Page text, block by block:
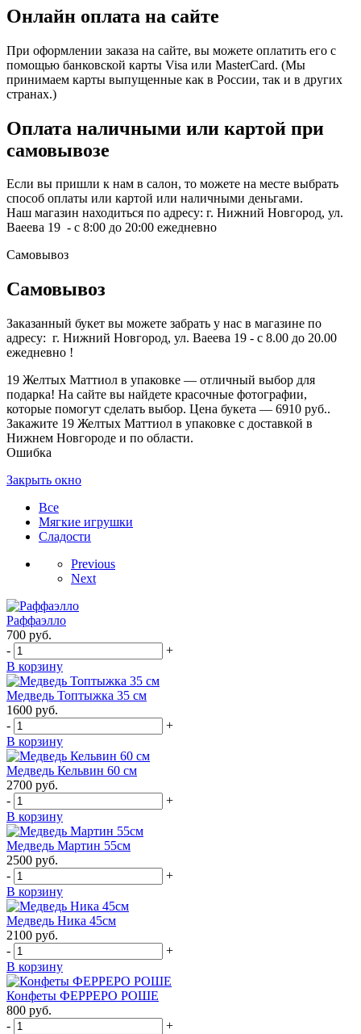
Онлайн оплата на сайте
При оформлении заказа на сайте, вы можете оплатить его с
помощью банковской карты Visa или MasterCard. (Мы
принимаем карты выпущенные как в России, так и в других
странах.)
Оплата наличными или картой при
самовывозе
Если вы пришли к нам в салон, то можете на месте выбрать
способ оплаты или картой или наличными деньгами.
Наш магазин находиться по адресу: г. Нижний Новгород, ул.
Ваеева 19 - с 8:00 до 20:00 ежедневно
Самовывоз
Самовывоз
Заказанный букет вы можете забрать у нас в магазине по
адресу: г. Нижний Новгород, ул. Ваеева 19 - с 8.00 до 20.00
ежедневно !
19 Желтых Маттиол в упаковке — отличный выбор для
подарка! На сайте вы найдете красочные фотографии,
которые помогут сделать выбор. Цена букета — 6910 руб..
Закажите 19 Желтых Маттиол в упаковке с доставкой в
Нижнем Новгороде и по области.
Ошибка
Закрыть окно
Все
Мягкие игрушки
Сладости
Previous
Next
Раффаэлло
700 руб.
-
+
В корзину
Медведь Топтыжка 35 см
1600 руб.
-
+
В корзину
Медведь Кельвин 60 см
2700 руб.
-
+
В корзину
Медведь Мартин 55см
2500 руб.
-
+
В корзину
Медведь Ника 45см
2100 руб.
-
+
В корзину
Конфеты ФЕРРЕРО РОШЕ
800 руб.
-
+